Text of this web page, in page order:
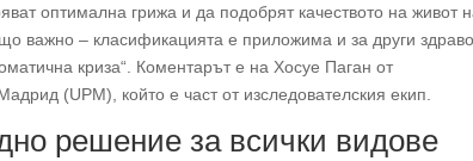
оптимална грижа и да подобрят качеството на живот
важно – класификацията е приложима и за други
криза“. Коментарът е на Хосуе Паган от
(UPM), който е част от изследователския екип.
решение за всички видове